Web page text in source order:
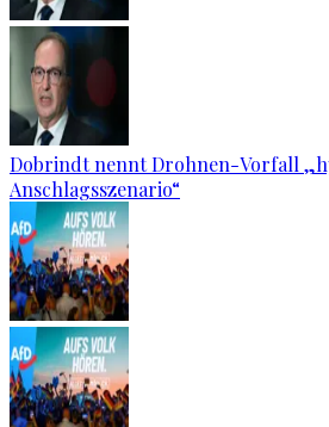
Dobrindt nennt Drohnen-Vorfall
Anschlagsszenario“